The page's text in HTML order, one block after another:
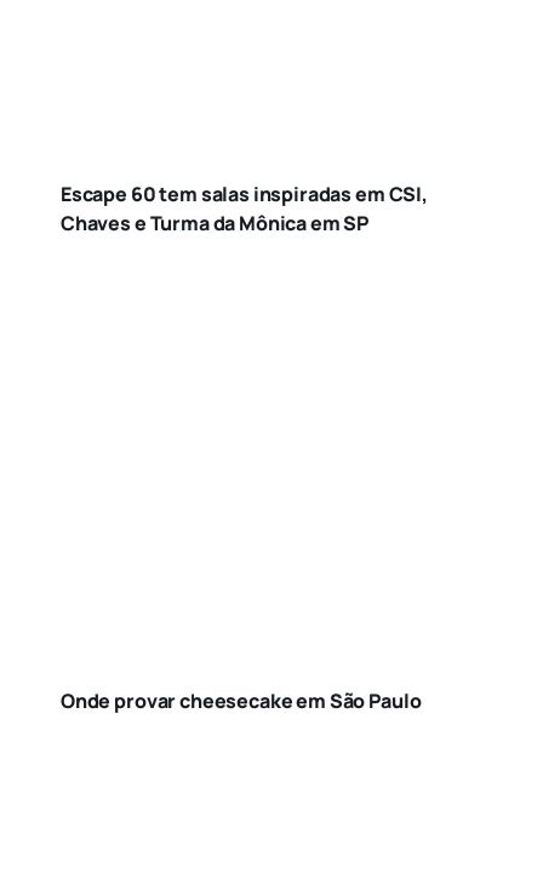
Escape 60 tem salas inspiradas em CSI,
Chaves e Turma da Mônica em SP
Onde provar cheesecake em São Paulo